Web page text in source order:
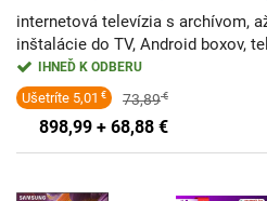
IHNEĎ K ODBERU
internetová televízia s archívom,
inštalácie do TV, Android boxov,
Ušetríte 5,01 € 73,89€
898,99 + 68,88 €